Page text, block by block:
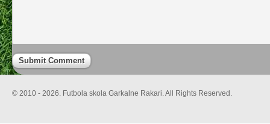
© 2010 - 2026. Futbola skola Garkalne Rakari. All Rights Reserved.